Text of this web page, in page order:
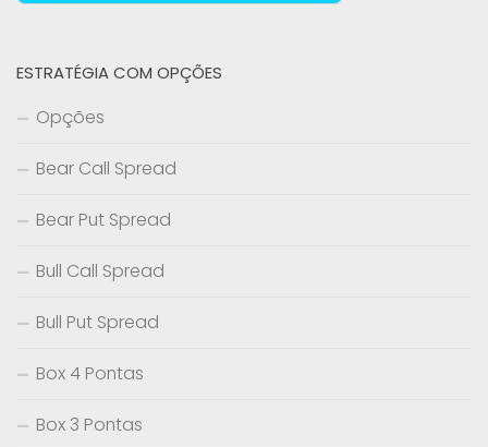
ESTRATÉGIA COM OPÇÕES
Opções
Bear Call Spread
Bear Put Spread
Bull Call Spread
Bull Put Spread
Box 4 Pontas
Box 3 Pontas